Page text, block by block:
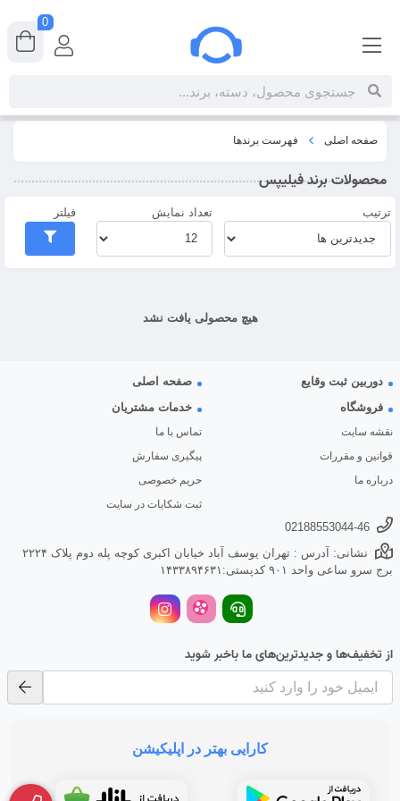
صفحه اصلی فهرست برندها
محصولات برند فیلیپس
ترتیب تعداد نمایش فیلتر
هیچ محصولی یافت نشد
دوربین ثبت وقایع
صفحه اصلی
فروشگاه
نقشه سایت
قوانین و مقررات
درباره ما
خدمات مشتریان
تماس با ما
پیگیری سفارش
حریم خصوصی
ثبت شکایات در سایت
02188553044-46
نشانی: آدرس : تهران یوسف آباد خیابان اکبری کوچه پله دوم پلاک ۲۲۲۴
برج سرو ساعی واحد ۹۰۱ کدپستی:۱۴۳۳۸۹۴۶۳۱
از تخفیف‌ها و جدیدترین‌های ما باخبر شوید
کارایی بهتر در اپلیکیشن
0